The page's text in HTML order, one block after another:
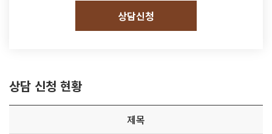
상담신청
상담 신청 현황
제목